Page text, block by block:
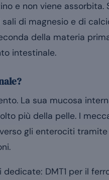
e non viene
di magnesio e di
della materia
intestinale.
La sua mucosa
più della pelle. I
gli enterociti
DMT1 per il